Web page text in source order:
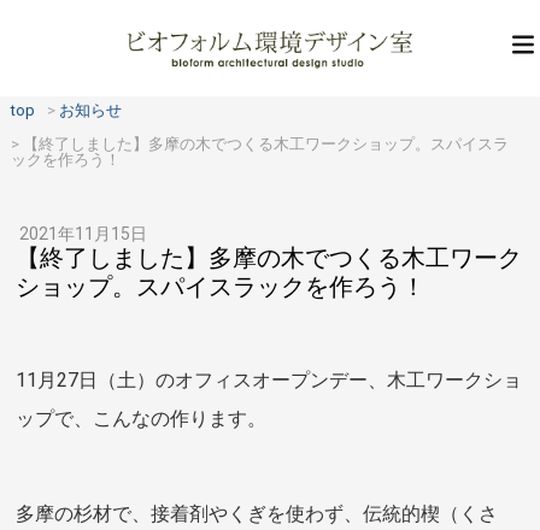
top
お知らせ
【終了しました】多摩の木でつくる木工ワークショップ。スパイスラ
ックを作ろう！
2021年11月15日
【終了しました】多摩の木でつくる木工ワーク
ショップ。スパイスラックを作ろう！
11月27日（土）のオフィスオープンデー、木工ワークショ
ップで、こんなの作ります。
多摩の杉材で、接着剤やくぎを使わず、伝統的楔（くさ